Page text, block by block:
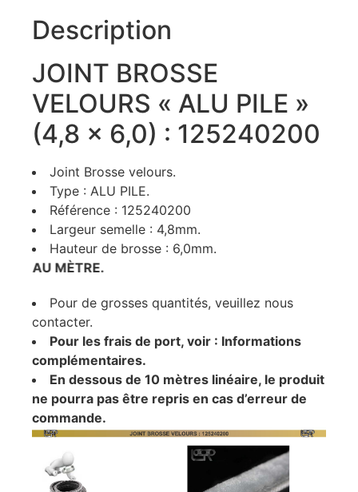
Description
JOINT BROSSE
VELOURS « ALU PILE »
(4,8 x 6,0) : 125240200
Joint Brosse velours.
Type : ALU PILE.
Référence : 125240200
Largeur semelle : 4,8mm.
Hauteur de brosse : 6,0mm.
AU MÈTRE.
Pour de grosses quantités, veuillez nous
contacter.
Pour les frais de port, voir : Informations
complémentaires.
En dessous de 10 mètres linéaire, le produit
ne pourra pas être repris en cas d’erreur de
commande.